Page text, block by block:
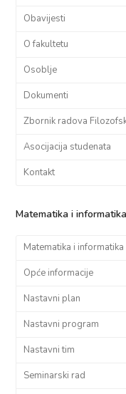
Obavijesti
O fakultetu
Osoblje
Dokumenti
Zbornik radova
Asocijacija studenata
Kontakt
Matematika i informatika
Matematika i informatika
Opće informacije
Nastavni plan
Nastavni program
Nastavni tim
Seminarski rad